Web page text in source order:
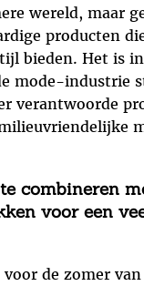
wereld, maar
producten
bieden. Het is
mode-industrie
verantwoorde
combineren
voor een
voor de zomer